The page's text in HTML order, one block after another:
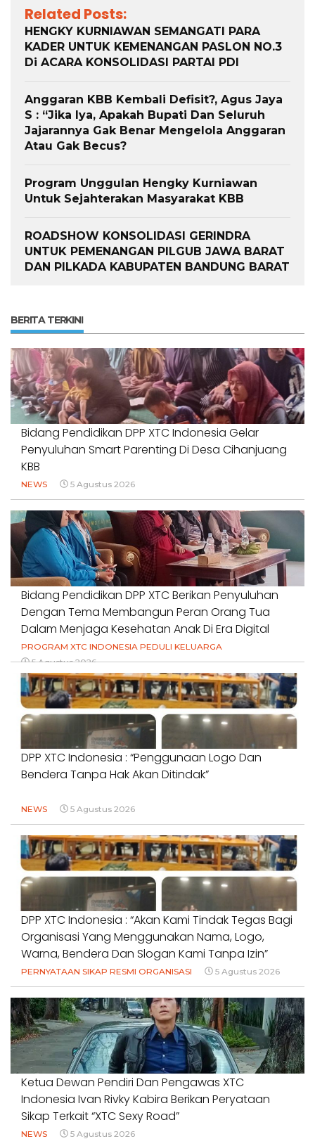
Related Posts:
HENGKY KURNIAWAN SEMANGATI PARA
KADER UNTUK KEMENANGAN PASLON NO.3
Di ACARA KONSOLIDASI PARTAI PDI
Anggaran KBB Kembali Defisit?, Agus Jaya
S : “Jika Iya, Apakah Bupati Dan Seluruh
Jajarannya Gak Benar Mengelola Anggaran
Atau Gak Becus?
Program Unggulan Hengky Kurniawan
Untuk Sejahterakan Masyarakat KBB
ROADSHOW KONSOLIDASI GERINDRA
UNTUK PEMENANGAN PILGUB JAWA BARAT
DAN PILKADA KABUPATEN BANDUNG BARAT
BERITA TERKINI
Bidang Pendidikan DPP XTC Indonesia Gelar
Penyuluhan Smart Parenting Di Desa Cihanjuang
KBB
NEWS 5 Agustus 2026
Bidang Pendidikan DPP XTC Berikan Penyuluhan
Dengan Tema Membangun Peran Orang Tua
Dalam Menjaga Kesehatan Anak Di Era Digital
PROGRAM XTC INDONESIA PEDULI KELUARGA
5 Agustus 2026
DPP XTC Indonesia : “Penggunaan Logo Dan
Bendera Tanpa Hak Akan Ditindak”
NEWS 5 Agustus 2026
DPP XTC Indonesia : “Akan Kami Tindak Tegas Bagi
Organisasi Yang Menggunakan Nama, Logo,
Warna, Bendera Dan Slogan Kami Tanpa Izin”
PERNYATAAN SIKAP RESMI ORGANISASI 5 Agustus 2026
Ketua Dewan Pendiri Dan Pengawas XTC
Indonesia Ivan Rivky Kabira Berikan Peryataan
Sikap Terkait “XTC Sexy Road”
NEWS 5 Agustus 2026